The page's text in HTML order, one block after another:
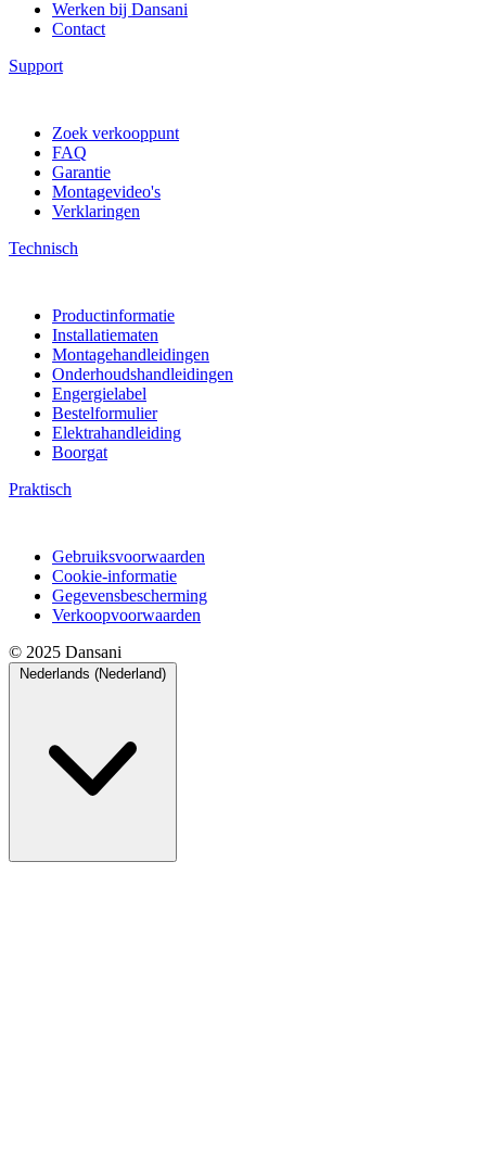
Werken bij Dansani
Contact
Support
Zoek verkooppunt
FAQ
Garantie
Montagevideo's
Verklaringen
Technisch
Productinformatie
Installatiematen
Montagehandleidingen
Onderhoudshandleidingen
Engergielabel
Bestelformulier
Elektrahandleiding
Boorgat
Praktisch
Gebruiksvoorwaarden
Cookie-informatie
Gegevensbescherming
Verkoopvoorwaarden
© 2025 Dansani
Nederlands (Nederland)